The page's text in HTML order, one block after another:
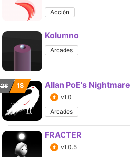
Acción
Kolumno
Arcades
2$ 1$ Allan PoE's Nightmare
v1.0
Arcades
FRACTER
v1.0.5